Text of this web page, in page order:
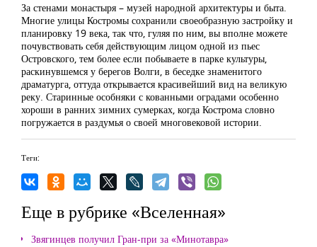
За стенами монастыря – музей народной архитектуры и быта.
Многие улицы Костромы сохранили своеобразную застройку и
планировку 19 века, так что, гуляя по ним, вы вполне можете
почувствовать себя действующим лицом одной из пьес
Островского, тем более если побываете в парке культуры,
раскинувшемся у берегов Волги, в беседке знаменитого
драматурга, оттуда открывается красивейший вид на великую
реку. Старинные особняки с кованными оградами особенно
хороши в ранних зимних сумерках, когда Кострома словно
погружается в раздумья о своей многовековой истории.
Теги:
Еще в рубрике «Вселенная»
Звягинцев получил Гран-при за «Минотавра»